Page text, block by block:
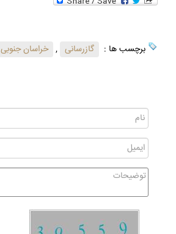
برچسب ها : گازرسانی , خراسان جنوبی